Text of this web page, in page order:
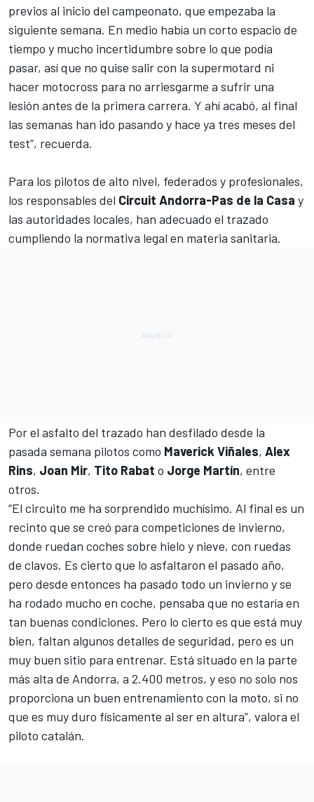
previos al inicio del campeonato, que empezaba la
siguiente semana. En medio había un corto espacio de
tiempo y mucho incertidumbre sobre lo que podía
pasar, así que no quise salir con la supermotard ni
hacer motocross para no arriesgarme a sufrir una
lesión antes de la primera carrera. Y ahí acabó, al final
las semanas han ido pasando y hace ya tres meses del
test”, recuerda.
Para los pilotos de alto nivel, federados y profesionales,
los responsables del Circuit Andorra-Pas de la Casa y
las autoridades locales, han adecuado el trazado
cumpliendo la normativa legal en materia sanitaria.
Por el asfalto del trazado han desfilado desde la
pasada semana pilotos como Maverick Viñales, Alex
Rins, Joan Mir, Tito Rabat o Jorge Martín, entre
otros.
“El circuito me ha sorprendido muchísimo. Al final es un
recinto que se creó para competiciones de invierno,
donde ruedan coches sobre hielo y nieve, con ruedas
de clavos. Es cierto que lo asfaltaron el pasado año,
pero desde entonces ha pasado todo un invierno y se
ha rodado mucho en coche, pensaba que no estaría en
tan buenas condiciones. Pero lo cierto es que está muy
bien, faltan algunos detalles de seguridad, pero es un
muy buen sitio para entrenar. Está situado en la parte
más alta de Andorra, a 2.400 metros, y eso no solo nos
proporciona un buen entrenamiento con la moto, si no
que es muy duro físicamente al ser en altura”, valora el
piloto catalán.